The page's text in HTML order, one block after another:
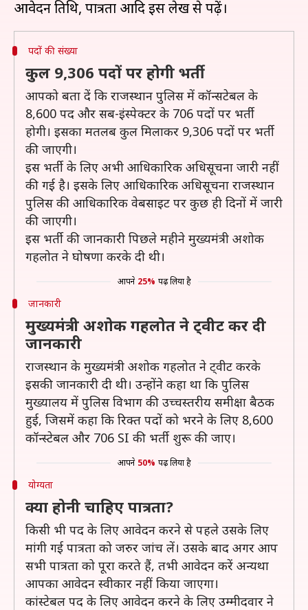
पदों की संख्या
कुल 9,306 पदों पर होगी भर्ती
आपको बता दें कि राजस्थान पुलिस में कॉन्सटेबल के
8,600 पद और सब-इंस्पेक्टर के 706 पदों पर भर्ती
होगी। इसका मतलब कुल मिलाकर 9,306 पदों पर भर्ती
की जाएगी।
इस भर्ती के लिए अभी आधिकारिक अधिसूचना जारी नहीं
की गई है। इसके लिए आधिकारिक अधिसूचना राजस्थान
पुलिस की आधिकारिक वेबसाइट पर कुछ ही दिनों में जारी
की जाएगी।
इस भर्ती की जानकारी पिछले महीने मुख्यमंत्री अशोक
गहलोत ने घोषणा करके दी थी।
आपने 25% पढ़ लिया है
जानकारी
मुख्यमंत्री अशोक गहलोत ने ट्वीट कर दी
जानकारी
राजस्थान के मुख्यमंत्री अशोक गहलोत ने ट्वीट करके
इसकी जानकारी दी थी। उन्होंने कहा था कि पुलिस
मुख्यालय में पुलिस विभाग की उच्चस्तरीय समीक्षा बैठक
हुई, जिसमें कहा कि रिक्त पदों को भरने के लिए 8,600
कॉन्स्टेबल और 706 SI की भर्ती शुरू की जाए।
आपने 50% पढ़ लिया है
योग्यता
क्या होनी चाहिए पात्रता?
किसी भी पद के लिए आवेदन करने से पहले उसके लिए
मांगी गई पात्रता को जरुर जांच लें। उसके बाद अगर आप
सभी पात्रता को पूरा करते हैं, तभी आवेदन करें अन्यथा
आपका आवेदन स्वीकार नहीं किया जाएगा।
कांस्टेबल पद के लिए आवेदन करने के लिए उम्मीदवार ने